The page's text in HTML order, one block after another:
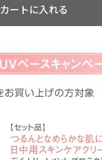
カートに入れる